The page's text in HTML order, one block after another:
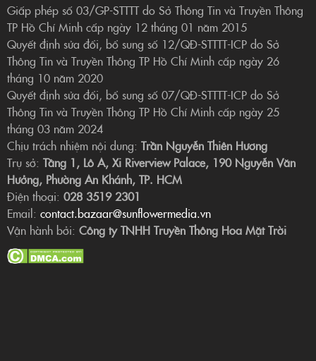
Giấp phép số 03/GP-STTTT do Sở Thông Tin và Truyền Thông
TP Hồ Chí Minh cấp ngày 12 tháng 01 năm 2015
Quyết định sửa đổi, bổ sung số 12/QĐ-STTTT-ICP do Sở
Thông Tin và Truyền Thông TP Hồ Chí Minh cấp ngày 26
tháng 10 năm 2020
Quyết định sửa đổi, bổ sung số 07/QĐ-STTTT-ICP do Sở
Thông Tin và Truyền Thông TP Hồ Chí Minh cấp ngày 25
tháng 03 năm 2024
Chịu trách nhiệm nội dung: Trần Nguyễn Thiên Hương
Trụ sở: Tầng 1, Lô A, Xi Riverview Palace, 190 Nguyễn Văn
Hưởng, Phường An Khánh, TP. HCM
Điện thoại: 028 3519 2301
Email: contact.bazaar@sunflowermedia.vn
Vận hành bởi: Công ty TNHH Truyền Thông Hoa Mặt Trời